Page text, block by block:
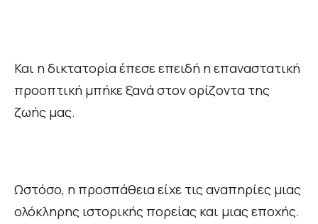
Και η δικτατορία έπεσε επειδή η επαναστατική
προοπτική μπήκε ξανά στον ορίζοντα της
ζωής μας.
Ωστόσο, η προσπάθεια είχε τις αναπηρίες μιας
ολόκληρης ιστορικής πορείας και μιας εποχής.